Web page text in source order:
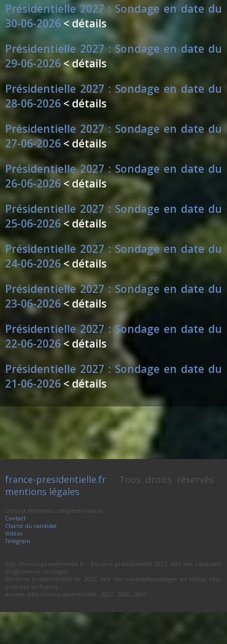
Présidentielle 2027 : Sondage en date du
30-06-2026 < détails
Présidentielle 2027 : Sondage en date du
29-06-2026 < détails
Présidentielle 2027 : Sondage en date du
28-06-2026 < détails
Présidentielle 2027 : Sondage en date du
27-06-2026 < détails
Présidentielle 2027 : Sondage en date du
26-06-2026 < détails
Présidentielle 2027 : Sondage en date du
25-06-2026 < détails
Présidentielle 2027 : Sondage en date du
24-06-2026< détails
Présidentielle 2027 : Sondage en date du
23-06-2026 < détails
Présidentielle 2027 : Sondage en date du
22-06-2026 < détails
Présidentielle 2027 : Sondage en date du
21-06-2026 < détails
france-presidentielle.fr - Tous droits réservés -
mentions légales
Liens et éléments complémentaires :
Contact
Charte du candidat
Vidéos
Télégram
http://france-presidentielle.fr - Élection présidentielle 2027, liste des candidats,
programmes, sondages ...
Élections présidentielles de 2027, liste des candidats,sondages en temps réel,
politique en France...
Années d'élections présidentielles : 2027 , 2032 , 2037 ...